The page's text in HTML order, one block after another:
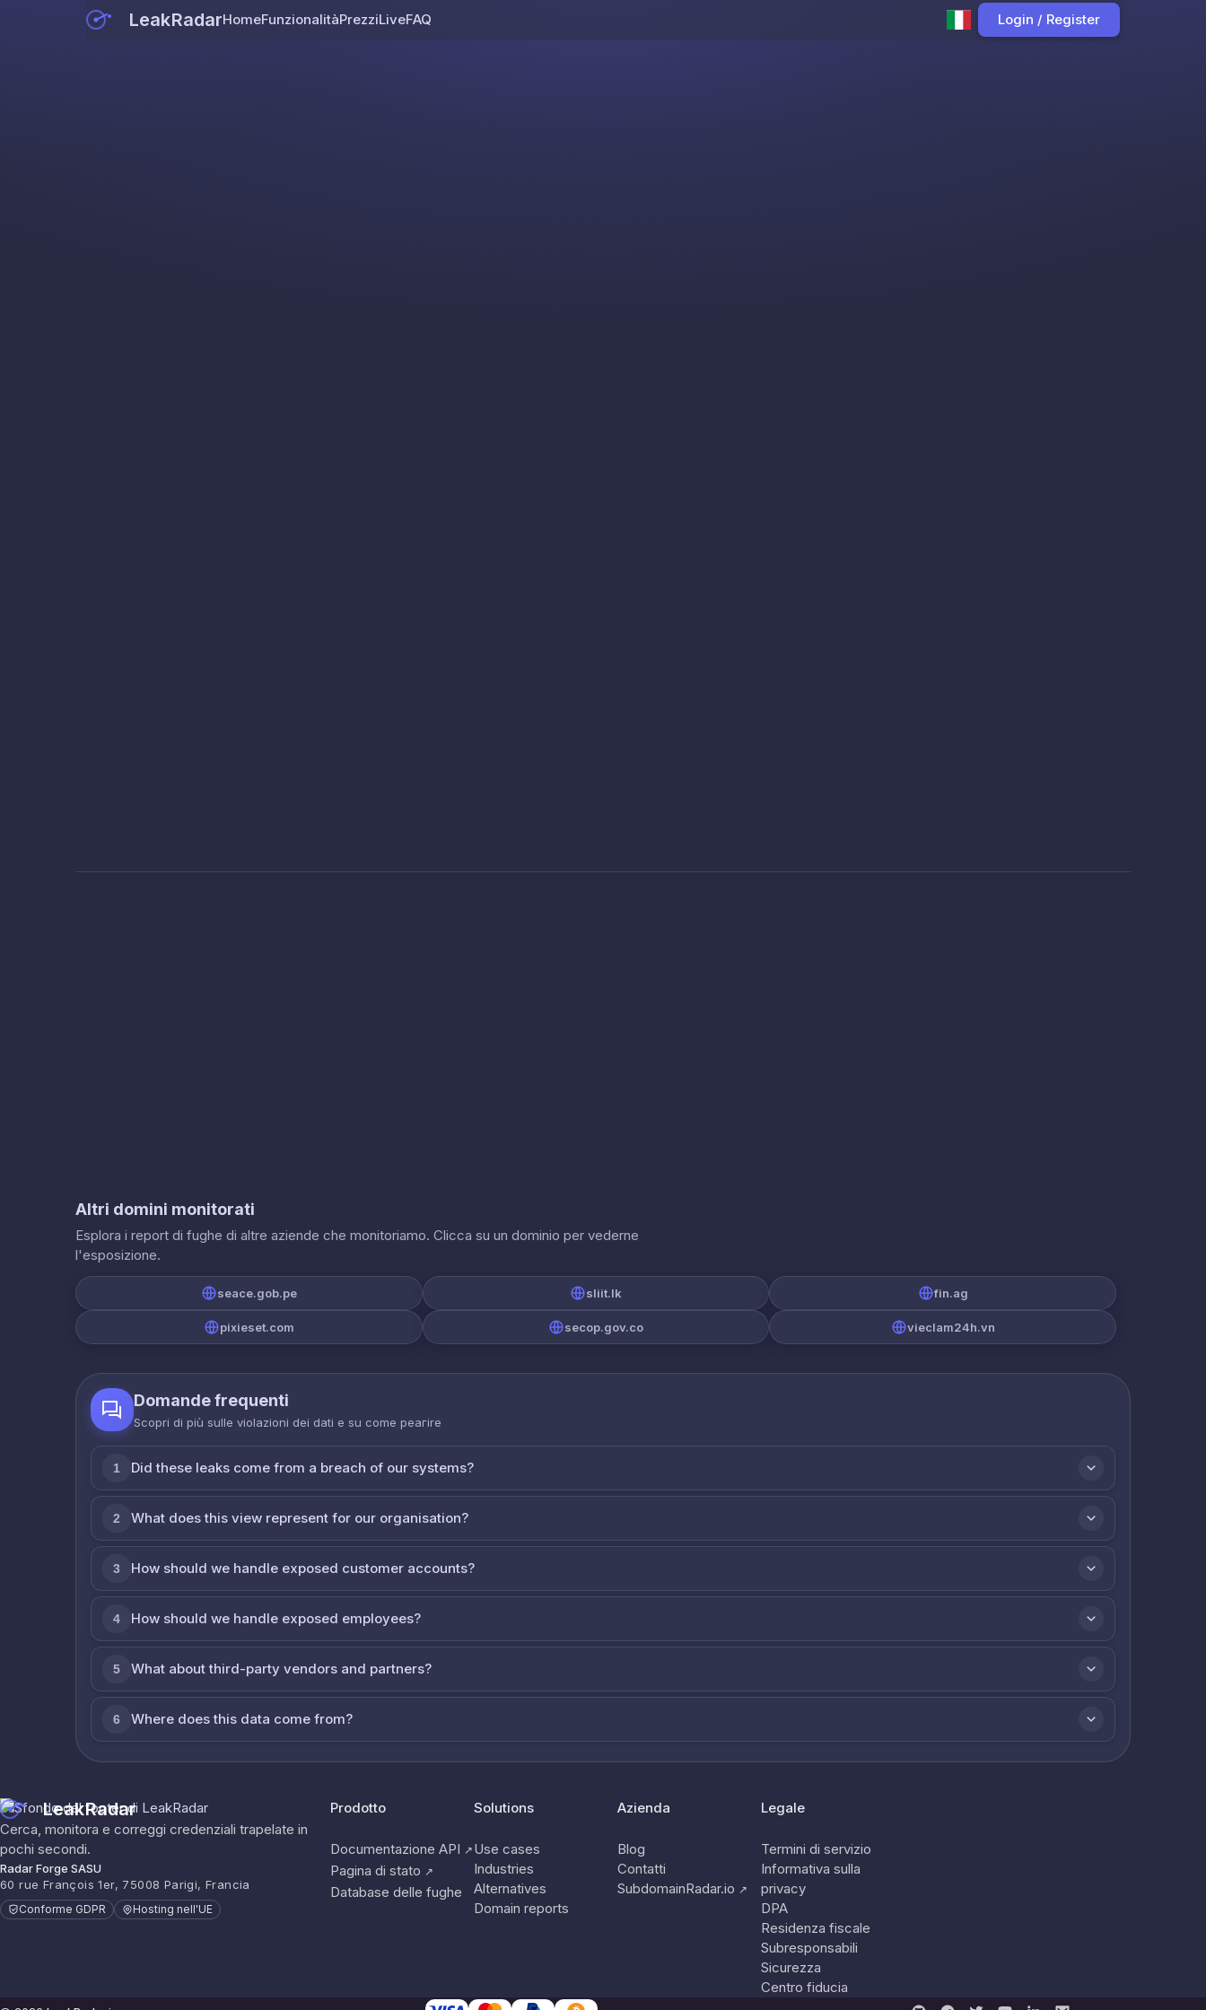
LeakRadarHomeFunzionalitàPrezziLiveFAQ Login / Register
Altri domini monitorati
Esplora i report di fughe di altre aziende che monitoriamo. Clicca su un dominio per vederne
l'esposizione.
seace.gob.pe sliit.lk fin.ag
pixieset.com secop.gov.co vieclam24h.vn
Domande frequenti
Scopri di più sulle violazioni dei dati e su come реагire
1 Did these leaks come from a breach of our systems?
2 What does this view represent for our organisation?
3 How should we handle exposed customer accounts?
4 How should we handle exposed employees?
5 What about third-party vendors and partners?
6 Where does this data come from?
LeakRadar
Cerca, monitora e correggi credenziali trapelate in
pochi secondi.
Radar Forge SASU
60 rue François 1er, 75008 Parigi, Francia
Conforme GDPR Hosting nell'UE
Prodotto
Documentazione API ↗
Pagina di stato ↗
Database delle fughe
Solutions
Use cases
Industries
Alternatives
Domain reports
Azienda
Blog
Contatti
SubdomainRadar.io ↗
Legale
Termini di servizio
Informativa sulla
privacy
DPA
Residenza fiscale
Subresponsabili
Sicurezza
Centro fiducia